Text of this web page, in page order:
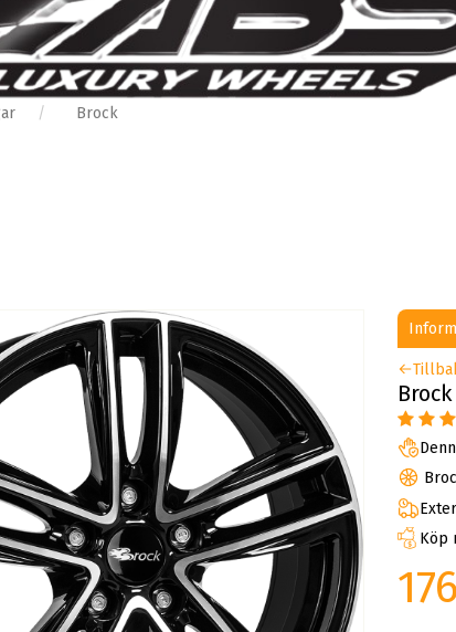
Brock
Köp